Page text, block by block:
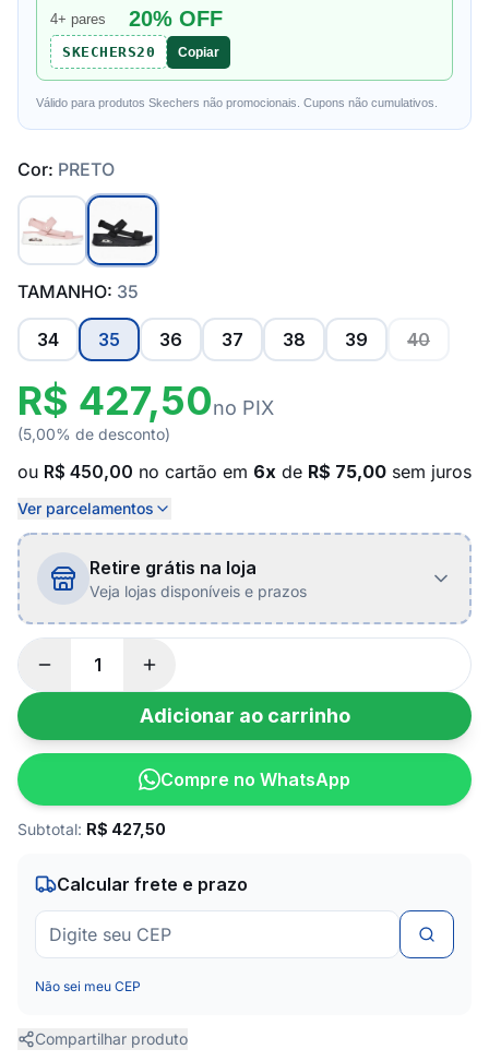
4+ pares 20% OFF
SKECHERS20 Copiar
Válido para produtos Skechers não promocionais. Cupons não cumulativos.
Cor: PRETO
TAMANHO: 35
34 35 36 37 38 39 40
R$ 427,50no PIX
(5,00% de desconto)
ou R$ 450,00 no cartão em 6x de R$ 75,00 sem juros
Ver parcelamentos
Retire grátis na loja
Veja lojas disponíveis e prazos
Adicionar ao carrinho
Compre no WhatsApp
Subtotal: R$ 427,50
Calcular frete e prazo
Não sei meu CEP
Compartilhar produto